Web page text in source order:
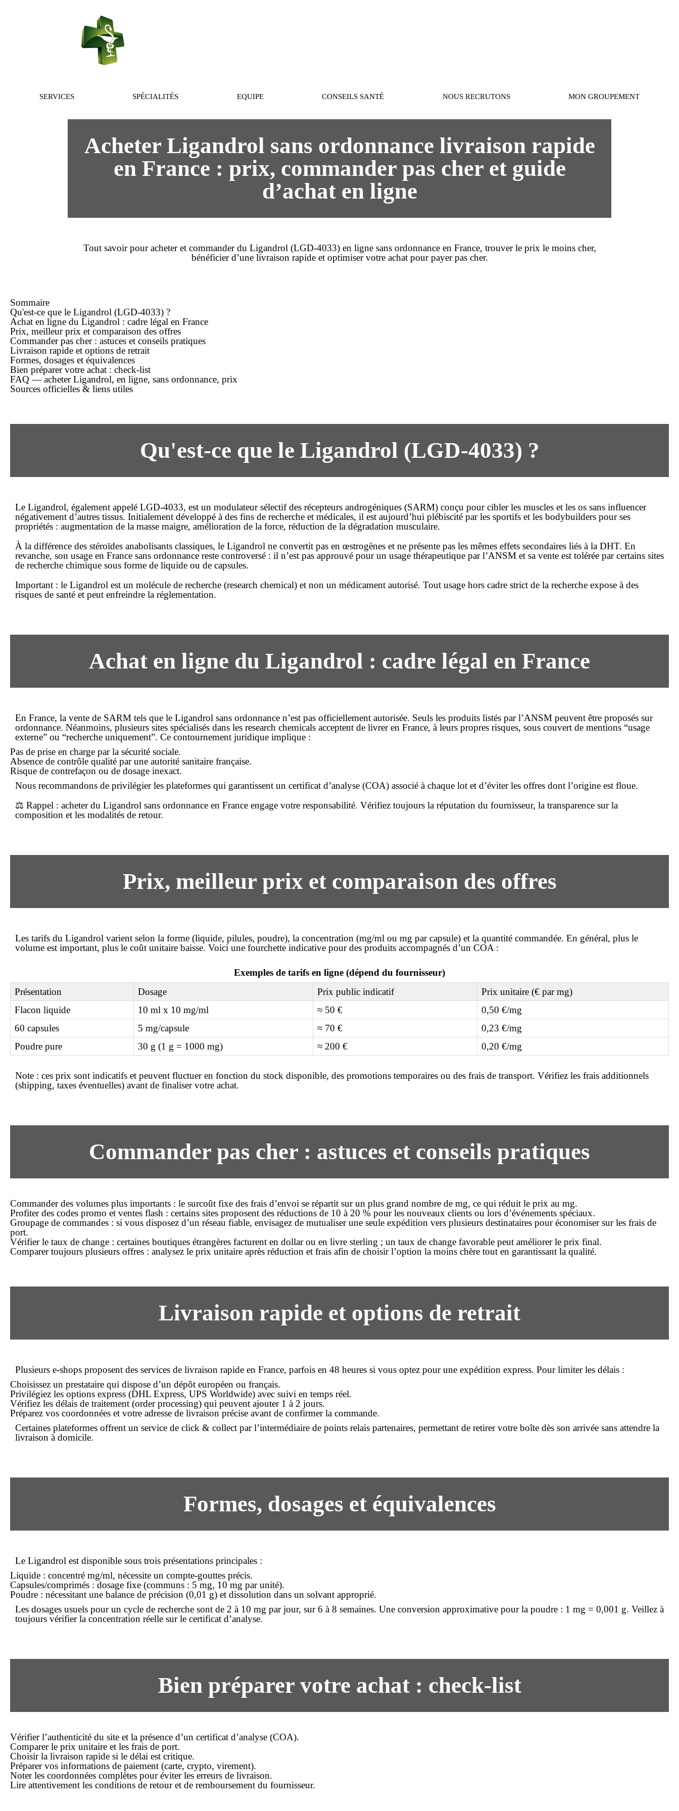
SERVICES SPÉCIALITÉS EQUIPE CONSEILS SANTÉ NOUS RECRUTONS MON GROUPEMENT
Acheter Ligandrol sans ordonnance livraison rapide
en France : prix, commander pas cher et guide
d’achat en ligne
Tout savoir pouracheteret commanderdu Ligandrol (LGD-4033) en ligne sans ordonnance en France, trouver le prix le moins cher,
bénéficier d’une livraison rapideet optimiser votre achatpour payerpas cher.
Sommaire
Qu'est-ce que le Ligandrol (LGD-4033) ?
Achat en ligne du Ligandrol : cadre légal en France
Prix, meilleur prix et comparaison des offres
Commander pas cher : astuces et conseils pratiques
Livraison rapide et options de retrait
Formes, dosages et équivalences
Bien préparer votre achat : check-list
FAQ — acheter Ligandrol, en ligne, sans ordonnance, prix
Sources officielles & liens utiles
Qu'est-ce que le Ligandrol (LGD-4033) ?
Le Ligandrol, également appelé LGD-4033, est un modulateur sélectif des récepteurs androgéniques (SARM) conçu pour cibler les muscles et les os sans influencer
négativement d’autres tissus. Initialement développé à des fins de recherche et médicales, il est aujourd’hui plébiscité par les sportifs et les bodybuilders pour ses
propriétés : augmentation de la masse maigre, amélioration de la force, réduction de la dégradation musculaire.
À la différence des stéroïdes anabolisants classiques, le Ligandrol ne convertit pas en œstrogènes et ne présente pas les mêmes effets secondaires liés à la DHT. En
revanche, son usage en France sans ordonnance reste controversé : il n’est pas approuvé pour un usage thérapeutique par l’ANSM et sa vente est tolérée par certains sites
de recherche chimique sous forme de liquide ou de capsules.
Important : le Ligandrol est un molécule de recherche (research chemical) et non un médicament autorisé. Tout usage hors cadre strict de la recherche expose à des
risques de santé et peut enfreindre la réglementation.
Achat en ligne du Ligandrol : cadre légal en France
En France, la vente de SARM tels que le Ligandrol sans ordonnance n’est pas officiellement autorisée. Seuls les produits listés par l’ANSM peuvent être proposés sur
ordonnance. Néanmoins, plusieurs sites spécialisés dans les research chemicals acceptent de livrer en France, à leurs propres risques, sous couvert de mentions “usage
externe” ou “recherche uniquement”. Ce contournement juridique implique :
Pas de prise en charge par la sécurité sociale.
Absence de contrôle qualité par une autorité sanitaire française.
Risque de contrefaçon ou de dosage inexact.
Nous recommandons de privilégier les plateformes qui garantissent un certificat d’analyse (COA) associé à chaque lot et d’éviter les offres dont l’origine est floue.
⚖️ Rappel : acheter du Ligandrol sans ordonnance en France engage votre responsabilité. Vérifiez toujours la réputation du fournisseur, la transparence sur la
composition et les modalités de retour.
Prix, meilleur prixet comparaison des offres
Les tarifs du Ligandrol varient selon la forme (liquide, pilules, poudre), la concentration (mg/ml ou mg par capsule) et la quantité commandée. En général, plus le
volume est important, plus le coût unitaire baisse. Voici une fourchette indicative pour des produits accompagnés d’un COA :
Exemples de tarifs en ligne (dépend du fournisseur)
Présentation
Dosage Prix public indicatif
Prix unitaire (€ par mg)
Flacon liquide
10 ml x 10 mg/ml ≈ 50 €
0,50 €/mg
60 capsules
5 mg/capsule ≈ 70 €
0,23 €/mg
Poudre pure
30 g (1 g = 1000 mg) ≈ 200 € 0,20 €/mg
Note : ces prix sont indicatifs et peuvent fluctuer en fonction du stock disponible, des promotions temporaires ou des frais de transport. Vérifiez les frais additionnels
(shipping, taxes éventuelles) avant de finaliser votre achat.
Commander pas cher : astuces et conseils pratiques
Commander des volumes plus importants : le surcoût fixe des frais d’envoi se répartit sur un plus grand nombre de mg, ce qui réduit le prix au mg.
Profiter des codes promo et ventes flash : certains sites proposent des réductions de 10 à 20 % pour les nouveaux clients ou lors d’événements spéciaux.
Groupage de commandes : si vous disposez d’un réseau fiable, envisagez de mutualiser une seule expédition vers plusieurs destinataires pour économiser sur les frais de
port.
Vérifier le taux de change : certaines boutiques étrangères facturent en dollar ou en livre sterling ; un taux de change favorable peut améliorer le prix final.
Comparer toujours plusieurs offres : analysez le prix unitaire après réduction et frais afin de choisir l’option la moins chère tout en garantissant la qualité.
Livraison rapide et options de retrait
Plusieurs e-shops proposent des services de livraison rapide en France, parfois en 48 heures si vous optez pour une expédition express. Pour limiter les délais :
Choisissez un prestataire qui dispose d’un dépôt européen ou français.
Privilégiez les options express (DHL Express, UPS Worldwide) avec suivi en temps réel.
Vérifiez les délais de traitement (order processing) qui peuvent ajouter 1 à 2 jours.
Préparez vos coordonnées et votre adresse de livraison précise avant de confirmer la commande.
Certaines plateformes offrent un service de click & collect par l’intermédiaire de points relais partenaires, permettant de retirer votre boîte dès son arrivée sans attendre la
livraison à domicile.
Formes, dosages et équivalences
Le Ligandrol est disponible sous trois présentations principales :
Liquide : concentré mg/ml, nécessite un compte-gouttes précis.
Capsules/comprimés : dosage fixe (communs : 5 mg, 10 mg par unité).
Poudre : nécessitant une balance de précision (0,01 g) et dissolution dans un solvant approprié.
Les dosages usuels pour un cycle de recherche sont de 2 à 10 mg par jour, sur 6 à 8 semaines. Une conversion approximative pour la poudre : 1 mg = 0,001 g. Veillez à
toujours vérifier la concentration réelle sur le certificat d’analyse.
Bien préparer votre achat: check-list
Vérifier l’authenticité du site et la présence d’un certificat d’analyse (COA).
Comparer le prix unitaire et les frais de port.
Choisir la livraison rapide si le délai est critique.
Préparer vos informations de paiement (carte, crypto, virement).
Noter les coordonnées complètes pour éviter les erreurs de livraison.
Lire attentivement les conditions de retouret de remboursement du fournisseur.